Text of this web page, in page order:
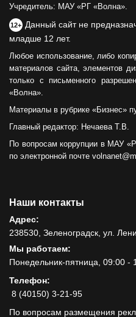
Учредитель: МАУ «РГ «Волна».
12+ Данный сайт не
младше 12 лет.
Любое использование, либо
материалов сайта, элементов
только с письменного
«Волна».
Материалы в рубрике «Бизнес»
Главный редактор: Нечаева Т.В.
По вопросам коррупции в МАУ
по электронной почте
Наши контакты
Адрес:
238530, Зеленоградск, ул.
Мы работаем:
Понедельник-пятница, 09:00 -
Телефон:
8 (40150) 3-21-95
По вопросам размещения